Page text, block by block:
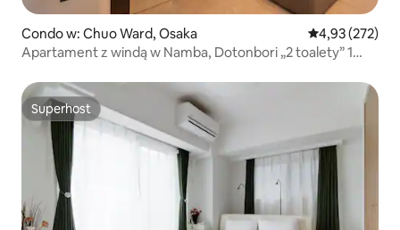
Condo w: Chuo Ward, Osaka Średnia
4,93 (272)
Apartament z windą w Namba, Dotonbori „2 toalety” 1
minut do Shinsaibashi, inne oferty w tym samym budynku,
zapraszam do kontaktu
Superhost
Superhost